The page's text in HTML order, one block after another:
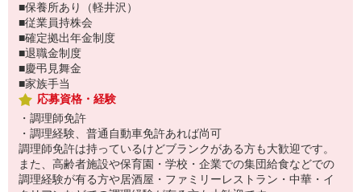
■保養所あり（軽井沢）
■従業員持株会
■確定拠出年金制度
■退職金制度
■慶弔見舞金
■家族手当
応募資格・経験
・調理師免許
・調理経験、普通自動車免許あれば尚可
調理師免許は持っているけどブランクがある方も大歓迎です。
また、高齢者施設や保育園・学校・企業での集団給食などでの
調理経験が有る方や居酒屋・ファミリーレストラン・中華・イ